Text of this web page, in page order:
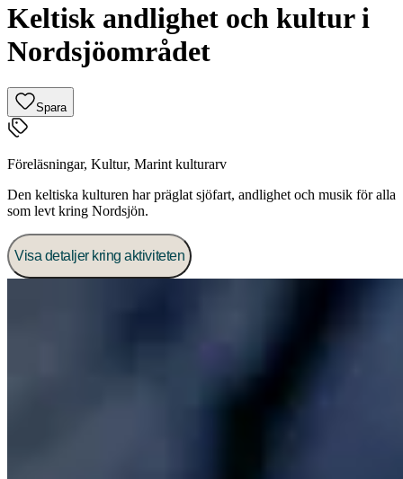
Keltisk andlighet och kultur i
Nordsjöområdet
Spara
Föreläsningar, Kultur, Marint kulturarv
Den keltiska kulturen har präglat sjöfart, andlighet och musik för alla
som levt kring Nordsjön.
Visa detaljer kring aktiviteten